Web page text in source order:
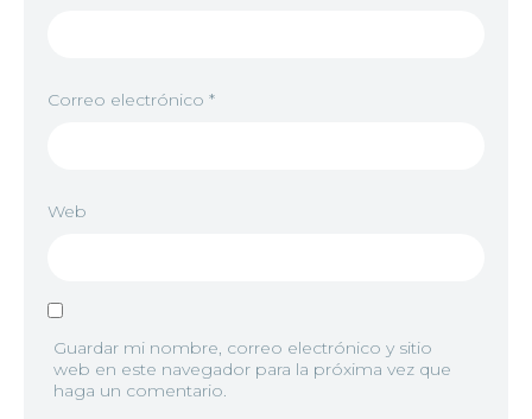
Correo electrónico *
Web
Guardar mi nombre, correo electrónico y sitio
web en este navegador para la próxima vez que
haga un comentario.